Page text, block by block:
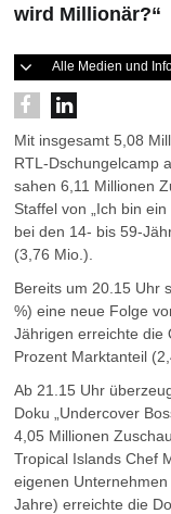
wird Millionär?“
Alle Medien und
Mit insgesamt 5,08
RTL-Dschungelcamp
sahen 6,11 Millionen
Staffel von „Ich bin
bei den 14- bis 59-
(3,76 Mio.).
Bereits um 20.15 Uhr
%) eine neue Folge
Jährigen erreichte die
Prozent Marktanteil
Ab 21.15 Uhr
Doku „Undercover
4,05 Millionen
Tropical Islands Chef
eigenen
Jahre) erreichte die